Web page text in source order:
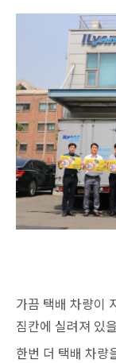
가끔 택배 차량이
짐칸에 실려져 있
한번 더 택배 차량